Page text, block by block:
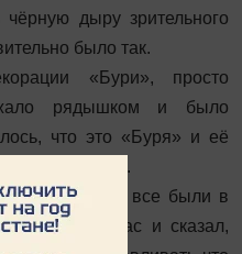
дыру зрительного
было так.
«Бури», просто
рядышком и было
что это «Буря» и её
не выбирал.
день, когда все были в
собрал нас и сказал,